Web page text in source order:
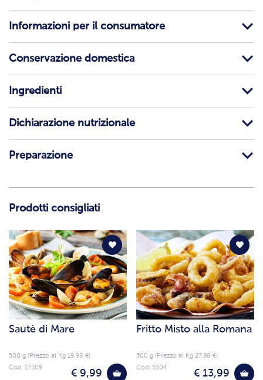
Informazioni per il consumatore
Conservazione domestica
Ingredienti
Dichiarazione nutrizionale
Preparazione
Prodotti consigliati
Sautè di Mare
500 g (Prezzo al Kg 19.98 €)
€ 9,99
Cod. 17509
Fritto Misto alla Romana
500 g (Prezzo al Kg 27.98 €)
€ 13,99
Cod. 5504